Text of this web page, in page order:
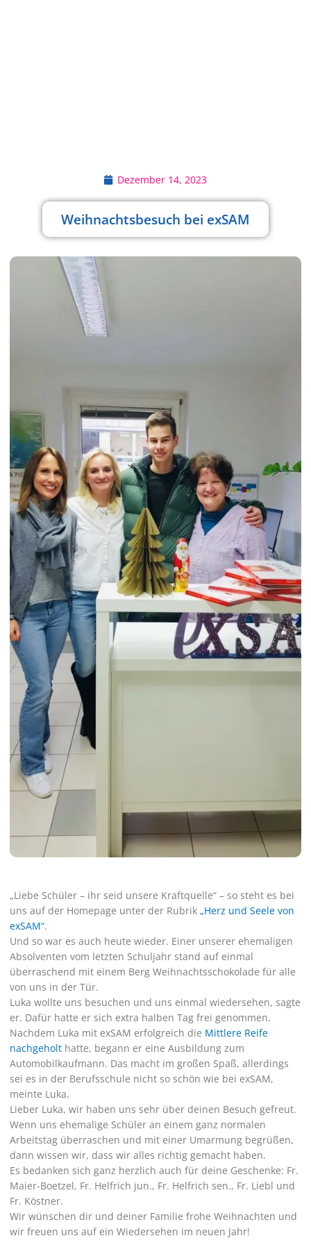
Dezember 14, 2023
Weihnachtsbesuch bei exSAM
„Liebe Schüler – ihr seid unsere Kraftquelle“ – so steht es bei
uns auf der Homepage unter der Rubrik „Herz und Seele von
exSAM“.
Und so war es auch heute wieder. Einer unserer ehemaligen
Absolventen vom letzten Schuljahr stand auf einmal
überraschend mit einem Berg Weihnachtsschokolade für alle
von uns in der Tür.
Luka wollte uns besuchen und uns einmal wiedersehen, sagte
er. Dafür hatte er sich extra halben Tag frei genommen.
Nachdem Luka mit exSAM erfolgreich die Mittlere Reife
nachgeholthatte, begann er eine Ausbildung zum
Automobilkaufmann. Das macht im großen Spaß, allerdings
sei es in der Berufsschule nicht so schön wie bei exSAM,
meinte Luka.
Lieber Luka, wir haben uns sehr über deinen Besuch gefreut.
Wenn uns ehemalige Schüler an einem ganz normalen
Arbeitstag überraschen und mit einer Umarmung begrüßen,
dann wissen wir, dass wir alles richtig gemacht haben.
Es bedanken sich ganz herzlich auch für deine Geschenke: Fr.
Maier-Boetzel, Fr. Helfrich jun., Fr. Helfrich sen., Fr. Liebl und
Fr. Köstner.
Wir wünschen dir und deiner Familie frohe Weihnachten und
wir freuen uns auf ein Wiedersehen im neuen Jahr!